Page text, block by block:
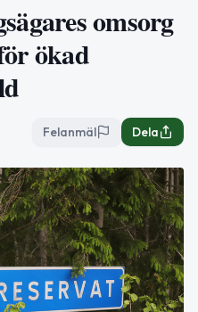
omsorg
ökad
Felanmäl Dela